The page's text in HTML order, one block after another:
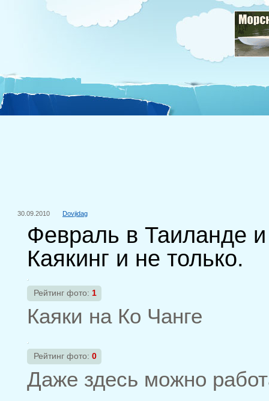
30.09.2010 Dovjidag
Февраль в Таиланде
Каякинг и не только.
Рейтинг фото: 1
Каяки на Ко Чанге
Рейтинг фото: 0
Даже здесь можно